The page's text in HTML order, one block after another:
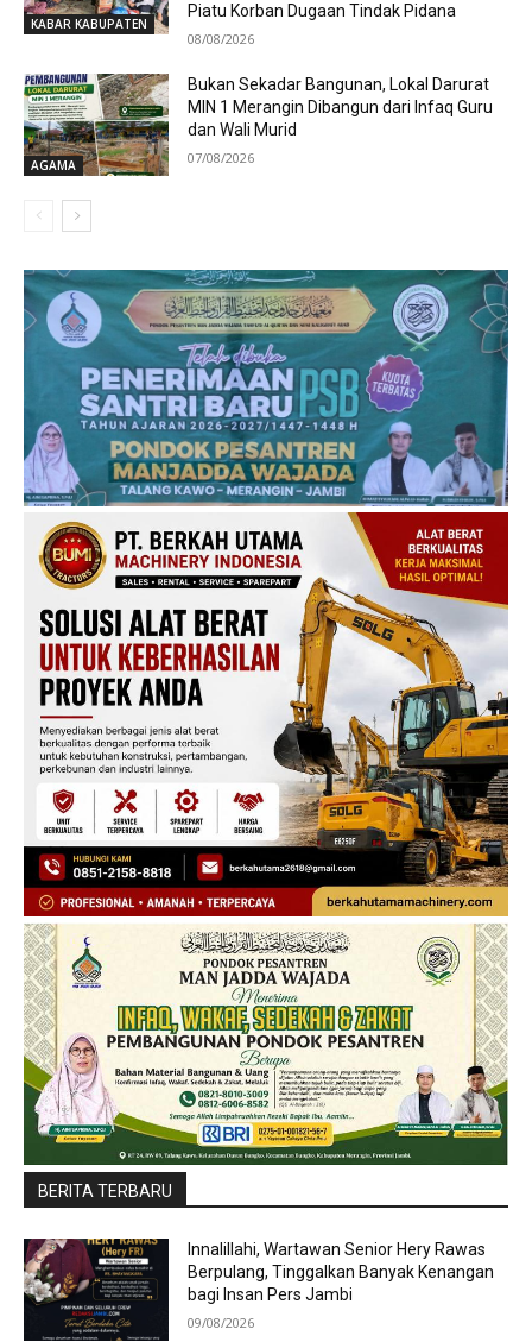
KABAR KABUPATEN
Piatu Korban Dugaan Tindak Pidana
08/08/2026
AGAMA
Bukan Sekadar Bangunan, Lokal Darurat
MIN 1 Merangin Dibangun dari Infaq Guru
dan Wali Murid
07/08/2026
BERITA TERBARU
Innalillahi, Wartawan Senior Hery Rawas
Berpulang, Tinggalkan Banyak Kenangan
bagi Insan Pers Jambi
09/08/2026